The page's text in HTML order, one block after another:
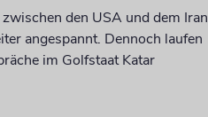
zwischen den USA und dem Iran
angespannt. Dennoch laufen
im Golfstaat Katar